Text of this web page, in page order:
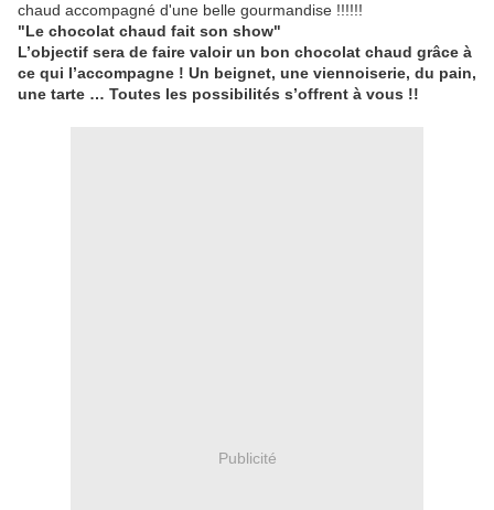
chaud accompagné d'une belle gourmandise !!!!!!
"Le chocolat chaud fait son show"
L’objectif sera de faire valoir un bon chocolat chaud grâce à
ce qui l’accompagne ! Un beignet, une viennoiserie, du pain,
une tarte … Toutes les possibilités s’offrent à vous !!
Publicité